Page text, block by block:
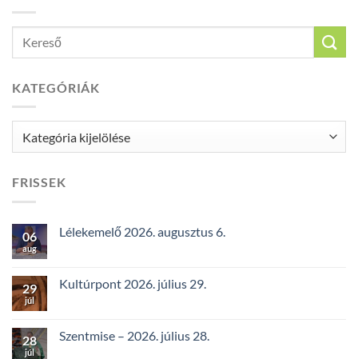
KATEGÓRIÁK
FRISSEK
06
aug
Lélekemelő 2026. augusztus 6.
29
júl
Kultúrpont 2026. július 29.
28
júl
Szentmise – 2026. július 28.